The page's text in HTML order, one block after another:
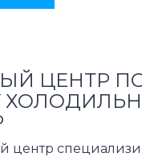
ЦЕНТР
центр